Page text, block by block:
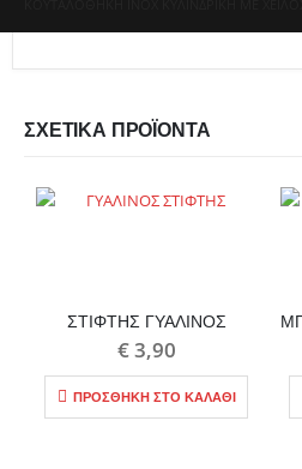
ΣΧΕΤΙΚΆ ΠΡΟΪΌΝΤΑ
ΣΤΙΦΤΗΣ ΓΥΑΛΙΝΟΣ
€3,90
ΠΡΟΣΘΉΚΗ ΣΤΟ ΚΑΛΆΘΙ